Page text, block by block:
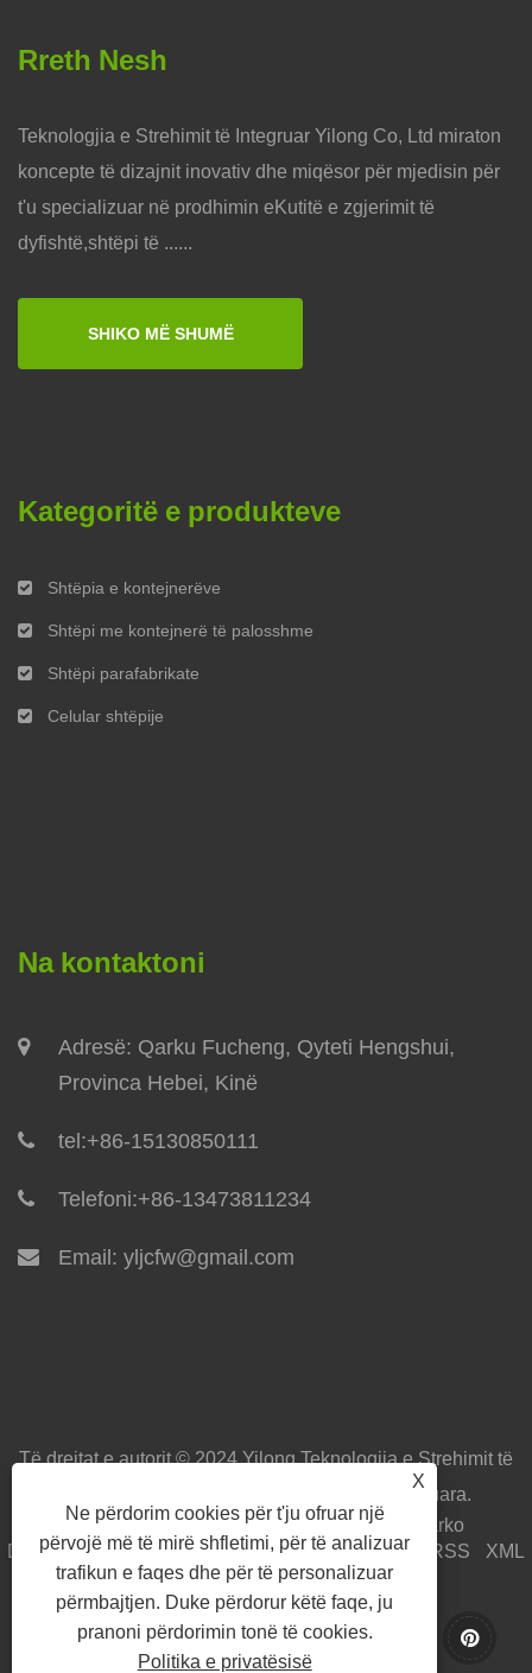
Rreth Nesh
Teknologjia e Strehimit të Integruar Yilong Co, Ltd miraton
koncepte të dizajnit inovativ dhe miqësor për mjedisin për
t'u specializuar në prodhimin eKutitë e zgjerimit të
dyfishtë,shtëpi të ......
SHIKO MË SHUMË
Kategoritë e produkteve
Shtëpia e kontejnerëve
Shtëpi me kontejnerë të palosshme
Shtëpi parafabrikate
Celular shtëpije
Na kontaktoni
Adresë: Qarku Fucheng, Qyteti Hengshui,
Provinca Hebei, Kinë
tel:+86-15130850111
Telefoni:+86-13473811234
Email: yljcfw@gmail.com
Të drejtat e autorit © 2024 Yilong Teknologjia e Strehimit të
Integruar Co, Ltd Të gjitha të drejtat e rezervuara.
Shtëpi
Rreth Nesh Produktet Lajme
Shkarko
Dërgo kërkesë Na kontaktoni Lidhjet Sitemap RSS
XML
Privacy Policy
X
Ne përdorim cookies për t'ju ofruar një
përvojë më të mirë shfletimi, për të analizuar
trafikun e faqes dhe për të personalizuar
përmbajtjen. Duke përdorur këtë faqe, ju
pranoni përdorimin tonë të cookies.
Politika e privatësisë